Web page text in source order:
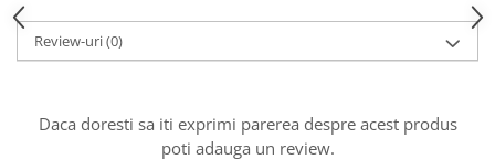
Review-uri(0)
Daca doresti sa iti exprimi parerea despre acest produs
poti adauga un review.